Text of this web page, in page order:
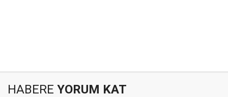
HABERE YORUM KAT